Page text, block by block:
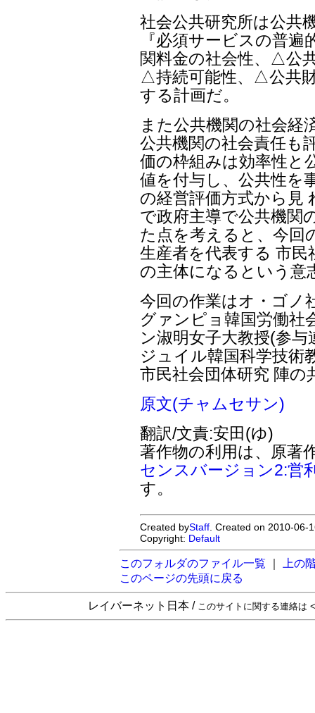
社会公共研究所は公共
『必須サービスの普
関料金の社会性、△公
△持続可能性、△公共
する計画だ。
また公共機関の社会経
公共機関の社会責任も
価の枠組みは効率性と
値を付与し、公共性を
の経営評価方式から見
で政府主導で公共機関
た点を考えると、今回
生産者を代表する 市民
の主体になるという意
今回の作業はオ・ゴノ
グァンピョ韓国労働社
ン淑明女子大教授(参
ジュイル韓国科学技術
市民社会団体研究 陣の
原文(チャムセサン)
翻訳/文責:安田(ゆ)
著作物の利用は、原著
センスバージョン2:営
す。
Created byStaff . Created on 2010-
Copyright: Default
このフォルダのファイル一覧
上の
このページの先頭に戻る
レイバーネット日本 / このサイトに関する連絡は